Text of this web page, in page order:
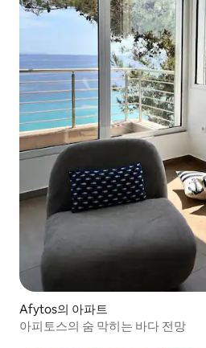
Afytos의 아파트
아피토스의 숨 막히는 바다 전망